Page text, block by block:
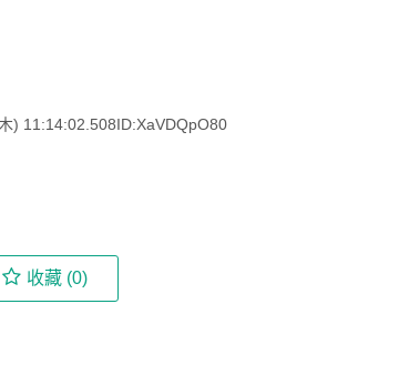
) 11:14:02.508ID:XaVDQpO80
收藏 (0)